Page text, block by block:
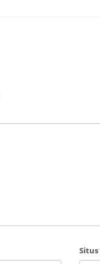
Situs